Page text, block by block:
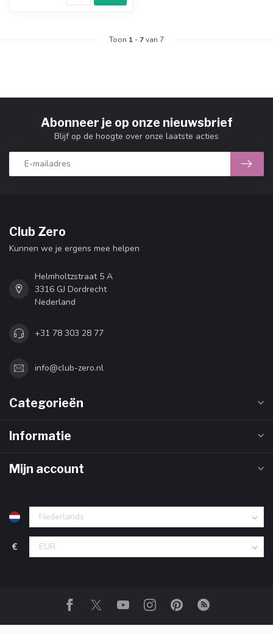
Toon 1 -7van 7
Abonneer je op onze nieuwsbrief
Blijf op de hoogte over onze laatste acties
Club Zero
Kunnen we je ergens mee helpen
Helmholtzstraat 5 A
3316 GJ Dordrecht
Nederland
+31 78 303 28 77
info@club-zero.nl
Categorieën
Informatie
Mijn account
€